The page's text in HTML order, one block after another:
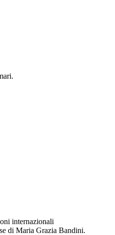
internazionali
di Maria Grazia Bandini.